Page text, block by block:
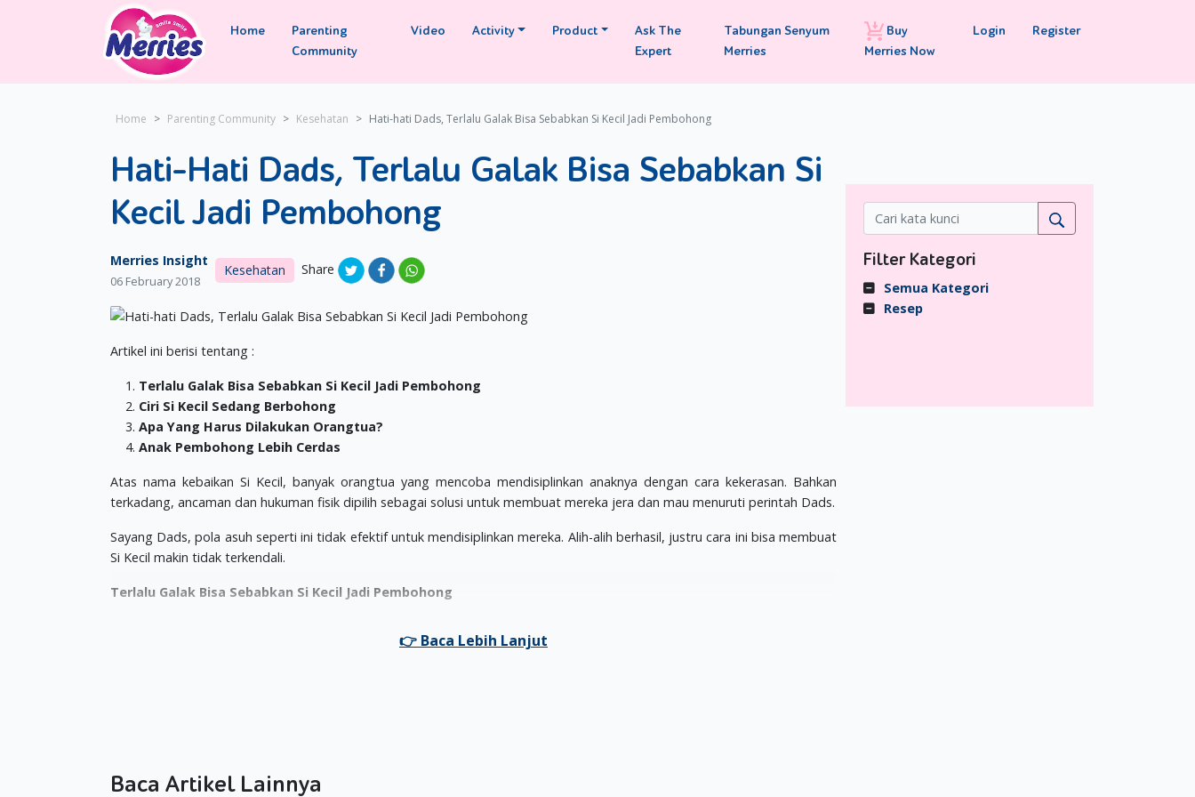
Home
Parenting
Community
Video Activity Product
Ask The
Expert
Tabungan Senyum
Merries
Buy
Merries Now
Login Register
Home Parenting Community Kesehatan Hati-hati Dads, Terlalu Galak Bisa Sebabkan Si Kecil Jadi Pembohong
Hati-Hati Dads, Terlalu Galak Bisa Sebabkan Si
Kecil Jadi Pembohong
Merries Insight
06 February 2018
Kesehatan Share
Artikel ini berisi tentang :
Terlalu Galak Bisa Sebabkan Si Kecil Jadi Pembohong
Ciri Si Kecil Sedang Berbohong
Apa Yang Harus Dilakukan Orangtua?
Anak Pembohong Lebih Cerdas
Atas nama kebaikan Si Kecil, banyak orangtua yang mencoba mendisiplinkan anaknya dengan cara kekerasan. Bahkan
terkadang, ancaman dan hukuman fisik dipilih sebagai solusi untuk membuat mereka jera dan mau menuruti perintah Dads.
Sayang Dads, pola asuh seperti ini tidak efektif untuk mendisiplinkan mereka. Alih-alih berhasil, justru cara ini bisa membuat
Si Kecil makin tidak terkendali.
Terlalu Galak Bisa Sebabkan Si Kecil Jadi Pembohong
dengan cara kekerasan, cenderung membuat Si Kecil menjadi seorang pembohong. Hal ini dia lakukan untuk menghindari
Setelah itu, tim peneliti pun melakukan tes kebohongan kecil. Dan hasilnya, anak-anak yang berada di sekolah pertama lebih
Baca Artikel Lainnya
Filter Kategori
Semua Kategori
Resep